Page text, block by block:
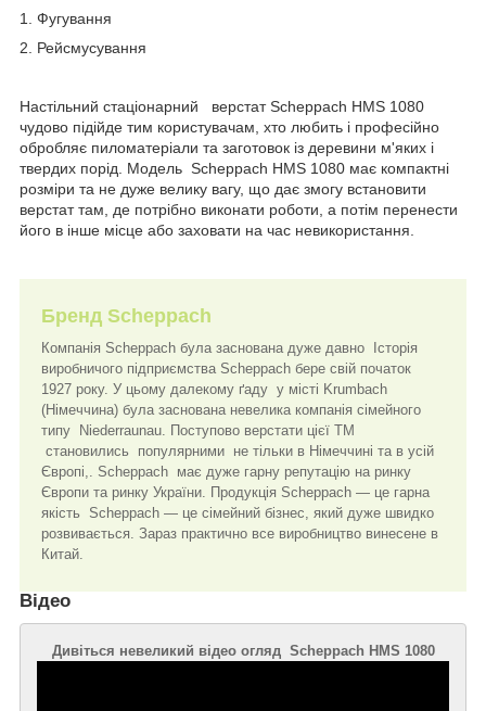
1. Фугування
2. Рейсмусування
Настільний стаціонарний верстат Scheppach HMS 1080
чудово підійде тим користувачам, хто любить і професійно
обробляє пиломатеріали та заготовок із деревини м'яких і
твердих порід. Модель Scheppach HMS 1080 має компактні
розміри та не дуже велику вагу, що дає змогу встановити
верстат там, де потрібно виконати роботи, а потім перенести
його в інше місце або заховати на час невикористання.
Бренд Scheppach
Компанія Scheppach була заснована дуже давно Історія
виробничого підприємства Scheppach бере свій початок
1927 року. У цьому далекому ґаду у місті Krumbach
(Німеччина) була заснована невелика компанія сімейного
типу Niederraunau. Поступово верстати цієї ТМ
становились популярними не тільки в Німеччині та в усій
Європі,. Scheppach має дуже гарну репутацію на ринку
Європи та ринку України. Продукція Scheppach — це гарна
якість Scheppach — це сімейний бізнес, який дуже швидко
розвивається. Зараз практично все виробництво винесене в
Китай.
Відео
Дивіться невеликий відео огляд Scheppach HMS 1080